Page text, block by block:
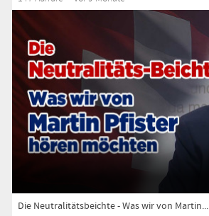
Die Neutralitätsbeichte - Was wir von Martin...